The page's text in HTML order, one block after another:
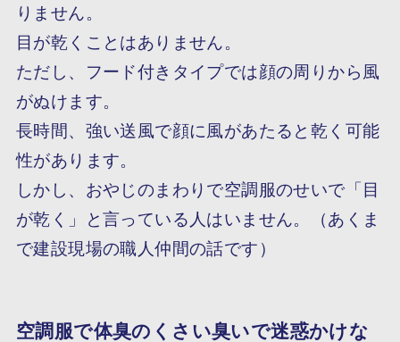
りません。
目が乾くことはありません。
ただし、フード付きタイプでは顔の周りから風
がぬけます。
長時間、強い送風で顔に風があたると乾く可能
性があります。
しかし、おやじのまわりで空調服のせいで「目
が乾く」と言っている人はいません。（あくま
で建設現場の職人仲間の話です）
空調服で体臭のくさい臭いで迷惑かけな